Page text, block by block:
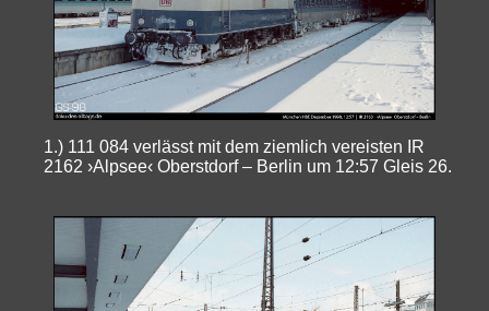
1.) 111 084 verlässt mit dem ziemlich vereisten IR
2162 ›Alpsee‹ Oberstdorf – Berlin um 12:57 Gleis 26.